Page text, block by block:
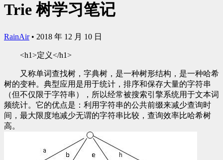
Trie 树学习笔记
RainAir• 2018 年 12 月 10 日
<h1>定义</h1>
又称单词查找树，字典树，是一种树形结构，是一种哈希
树的变种。典型应用是用于统计，排序和保存大量的字符串
（但不仅限于字符串），所以经常被搜索引擎系统用于文本词
频统计。它的优点是：利用字符串的公共前缀来减少查询时
间，最大限度地减少无谓的字符串比较，查询效率比哈希树
高。